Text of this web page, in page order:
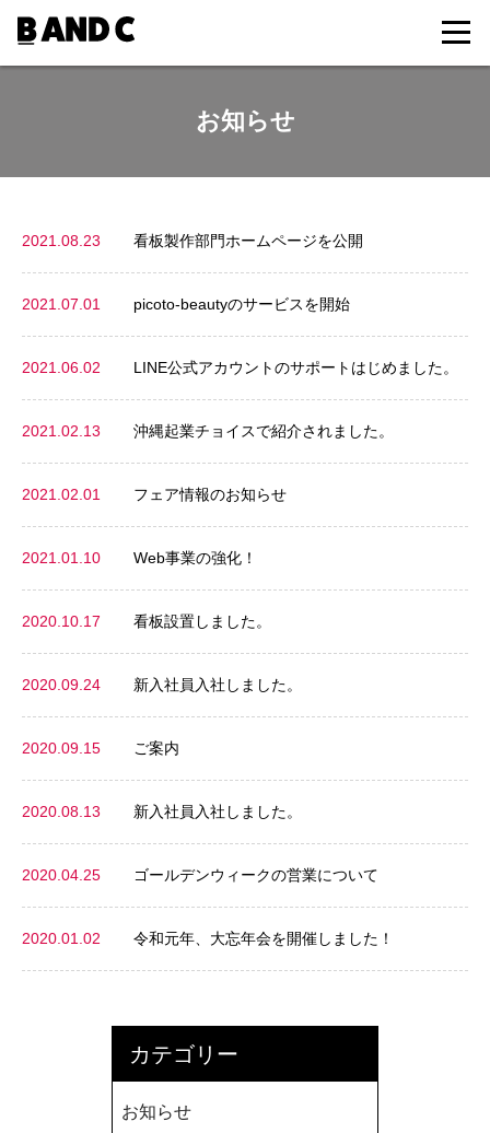
お知らせ
2021.08.23 看板製作部門ホームページを公開
2021.07.01 picoto-beautyのサービスを開始
2021.06.02 LINE公式アカウントのサポートはじめました。
2021.02.13 沖縄起業チョイスで紹介されました。
2021.02.01 フェア情報のお知らせ
2021.01.10 Web事業の強化！
2020.10.17 看板設置しました。
2020.09.24 新入社員入社しました。
2020.09.15 ご案内
2020.08.13 新入社員入社しました。
2020.04.25 ゴールデンウィークの営業について
2020.01.02 令和元年、大忘年会を開催しました！
カテゴリー
お知らせ